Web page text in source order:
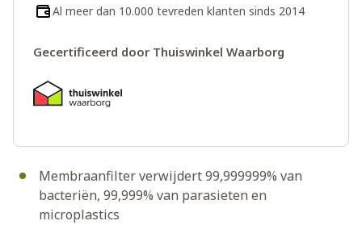
Membraanfilter verwijdert 99,999999% van
bacteriën, 99,999% van parasieten en
microplastics
Al meer dan 10.000 tevreden klanten sinds 2014
Gecertificeerd door Thuiswinkel Waarborg